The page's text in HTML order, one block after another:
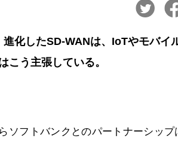
化したSD-WANは、IoTやモバイ
う主張している。
ソフトバンクとのパートナーシッ